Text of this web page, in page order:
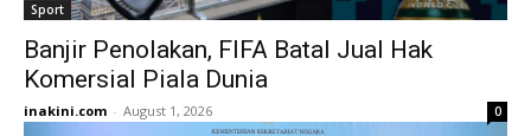
Sport
Banjir Penolakan, FIFA Batal Jual Hak
Komersial Piala Dunia
inakini.com - August 1, 2026 0